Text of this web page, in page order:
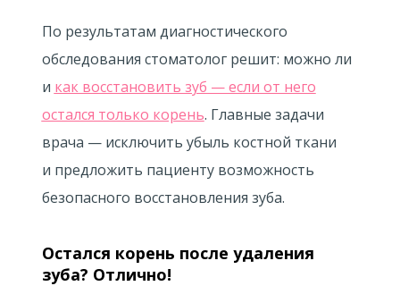
По результатам диагностического
обследования стоматолог решит: можно ли
и как восстановить зуб — если от него
остался только корень. Главные задачи
врача — исключить убыль костной ткани
и предложить пациенту возможность
безопасного восстановления зуба.
Остался корень после удаления
зуба? Отлично!